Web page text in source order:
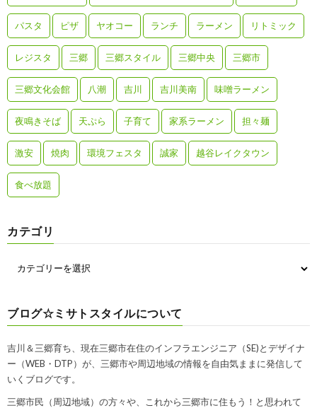
パスタ ピザ ヤオコー ランチ ラーメン リトミック
レジスタ 三郷 三郷スタイル 三郷中央 三郷市
三郷文化会館 八潮 吉川 吉川美南 味噌ラーメン
夜鳴きそば 天ぷら 子育て 家系ラーメン 担々麺
激安 焼肉 環境フェスタ 誠家 越谷レイクタウン
食べ放題
カテゴリ
ブログ☆ミサトスタイルについて
吉川＆三郷育ち、現在三郷市在住のインフラエンジニア（SE)とデザイナ
ー（WEB・DTP）が、三郷市や周辺地域の情報を自由気ままに発信して
いくブログです。
三郷市民（周辺地域）の方々や、これから三郷市に住もう！と思われて